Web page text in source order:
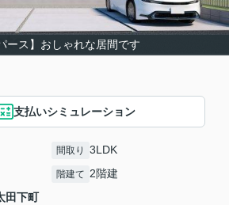
ース】おしゃれな居間です
支払いシミュレーション
間取り 3LDK
階建て 2階建
田下町